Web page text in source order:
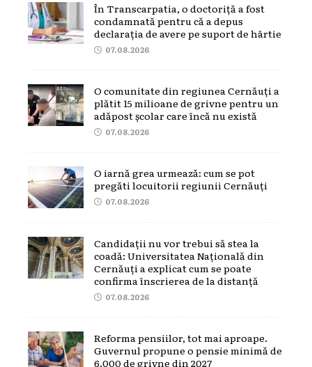
În Transcarpatia, o doctoriță a fost
condamnată pentru că a depus
declarația de avere pe suport de hârtie
07.08.2026
O comunitate din regiunea Cernăuți a
plătit 15 milioane de grivne pentru un
adăpost școlar care încă nu există
07.08.2026
O iarnă grea urmează: cum se pot
pregăti locuitorii regiunii Cernăuți
07.08.2026
Candidații nu vor trebui să stea la
coadă: Universitatea Națională din
Cernăuți a explicat cum se poate
confirma înscrierea de la distanță
07.08.2026
Reforma pensiilor, tot mai aproape.
Guvernul propune o pensie minimă de
6.000 de grivne din 2027